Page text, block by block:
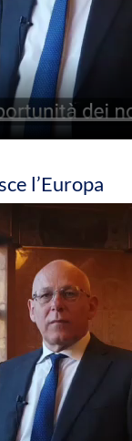
l’Europa